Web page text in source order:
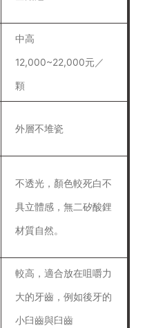
中高
12,000~22,000元／
顆
外層不堆瓷
不透光，顏色較死白不
具立體感，無二矽酸鋰
材質自然。
較高，適合放在咀嚼力
大的牙齒，例如後牙的
小臼齒與臼齒